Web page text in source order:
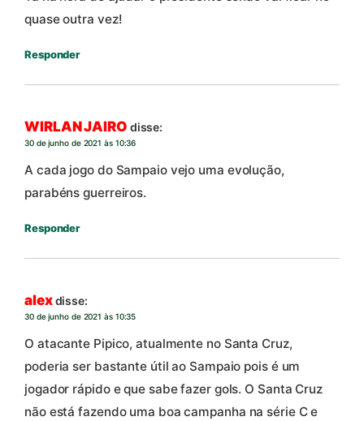
quase outra vez!
Responder
WIRLAN JAIRO disse:
30 de junho de 2021 às 10:36
A cada jogo do Sampaio vejo uma evolução,
parabéns guerreiros.
Responder
alexdisse:
30 de junho de 2021 às 10:35
O atacante Pipico, atualmente no Santa Cruz,
poderia ser bastante útil ao Sampaio pois é um
jogador rápido e que sabe fazer gols. O Santa Cruz
não está fazendo uma boa campanha na série C e